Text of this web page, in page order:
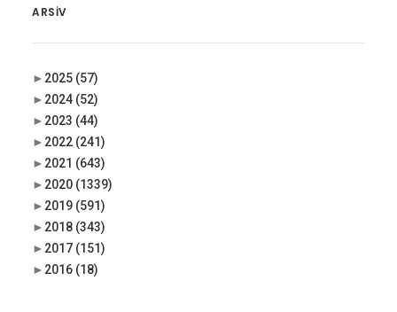
ARSIV
► 2025 (57)
► 2024 (52)
► 2023 (44)
► 2022 (241)
► 2021 (643)
► 2020 (1339)
► 2019 (591)
► 2018 (343)
► 2017 (151)
► 2016 (18)